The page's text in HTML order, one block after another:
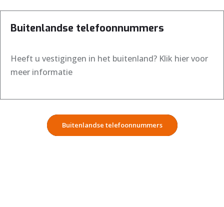
Buitenlandse telefoonnummers
Heeft u vestigingen in het buitenland? Klik hier voor
meer informatie
Buitenlandse telefoonnummers